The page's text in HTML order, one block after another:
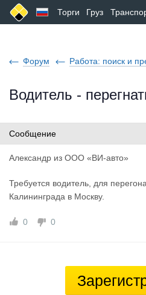
Торги Груз
Форум Работа: поиск и
Водитель -
Сообщение
Александр из ООО «ВИ-авто»
Требуется водитель, для
Калининграда в Москву.
0 0